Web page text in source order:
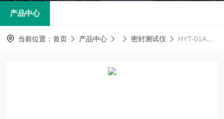
产品中心
当前位置： 首页 产品中心 密封测试仪 HYT-01A分体式密封测试仪